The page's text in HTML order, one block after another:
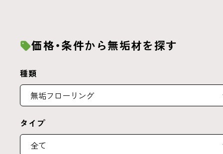
価格・条件から無垢材を探す
種類
タイプ